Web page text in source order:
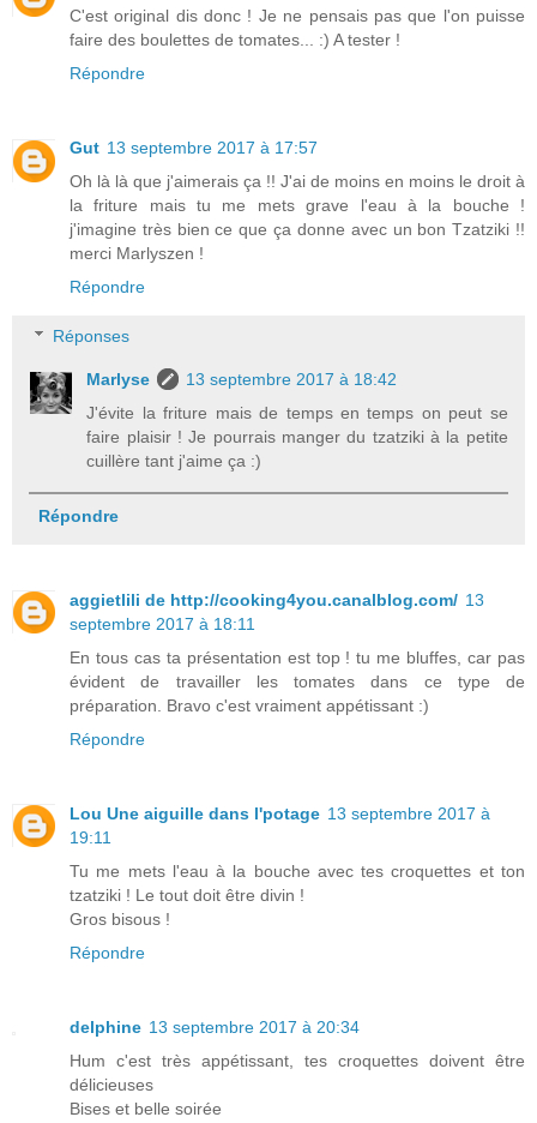
C'est original dis donc ! Je ne pensais pas que l'on puisse
faire des boulettes de tomates... :) A tester !
Répondre
Gut 13 septembre 2017 à 17:57
Oh là là que j'aimerais ça !! J'ai de moins en moins le droit à
la friture mais tu me mets grave l'eau à la bouche !
j'imagine très bien ce que ça donne avec un bon Tzatziki !!
merci Marlyszen !
Répondre
Réponses
Marlyse
13 septembre 2017 à 18:42
J'évite la friture mais de temps en temps on peut se
faire plaisir ! Je pourrais manger du tzatziki à la petite
cuillère tant j'aime ça :)
Répondre
aggietlili de http://cooking4you.canalblog.com/ 13
septembre 2017 à 18:11
En tous cas ta présentation est top ! tu me bluffes, car pas
évident de travailler les tomates dans ce type de
préparation. Bravo c'est vraiment appétissant :)
Répondre
Lou Une aiguille dans l'potage 13 septembre 2017 à
19:11
Tu me mets l'eau à la bouche avec tes croquettes et ton
tzatziki ! Le tout doit être divin !
Gros bisous !
Répondre
delphine 13 septembre 2017 à 20:34
Hum c'est très appétissant, tes croquettes doivent être
délicieuses
Bises et belle soirée